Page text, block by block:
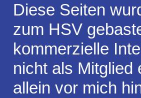
Diese Seiten
zum HSV
kommerzielle
nicht als Mitglied
allein vor mich